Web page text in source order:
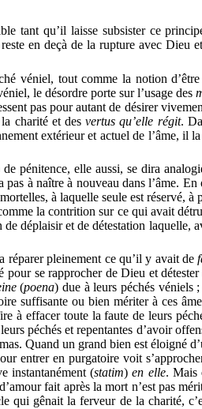
tant qu’il laisse subsister ce
en deçà de la rupture avec Dieu
véniel, tout comme la notion
le désordre porte sur l’usage des
pas pour autant de désirer
la charité et desvertus qu’elle régit.
extérieur et actuel de l’âme, il
pénitence, elle aussi, se dira
à naître à nouveau dans l’âme.
à laquelle seule est réservé,
la contrition sur ce qui avait
déplaisir et de détestation laquelle,
réparer pleinement ce qu’il y avait de
se rapprocher de Dieu et
(poena) due à leurs péchés véniels
suffisante ou bien mériter à ces
à effacer toute la faute de leurs
péchés et repentantes d’avoir
Quand un grand bien est éloigné
entrer en purgatoire voit
instantanément(statim) en elle. Mais
fait après la mort n’est pas
qui gênait la ferveur de la charité,